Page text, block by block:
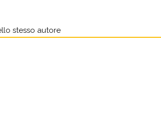
stesso autore